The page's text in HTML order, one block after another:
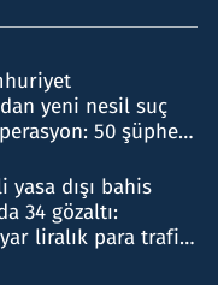
yeni nesil suç
50 şüpheli
dışı bahis
34 gözaltı:
liralık para trafiği